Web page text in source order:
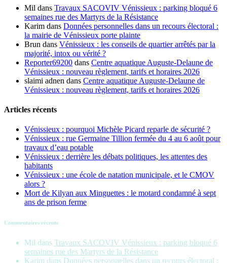
Mil dans Travaux SACOVIV Vénissieux : parking bloqué 6
semaines rue des Martyrs de la Résistance
Karim dans Données personnelles dans un recours électoral :
la mairie de Vénissieux porte plainte
Brun dans Vénissieux : les conseils de quartier arrêtés par la
majorité, intox ou vérité ?
Reporter69200 dans Centre aquatique Auguste-Delaune de
Vénissieux : nouveau règlement, tarifs et horaires 2026
slaimi adnen dans Centre aquatique Auguste-Delaune de
Vénissieux : nouveau règlement, tarifs et horaires 2026
Articles récents
Vénissieux : pourquoi Michèle Picard reparle de sécurité ?
Vénissieux : rue Germaine Tillion fermée du 4 au 6 août pour
travaux d’eau potable
Vénissieux : derrière les débats politiques, les attentes des
habitants
Vénissieux : une école de natation municipale, et le CMOV
alors ?
Mort de Kilyan aux Minguettes : le motard condamné à sept
ans de prison ferme
Commentaires récents
Mil dans Travaux SACOVIV Vénissieux : parking bloqué 6
semaines rue des Martyrs de la Résistance
Karim dans Données personnelles dans un recours électoral :